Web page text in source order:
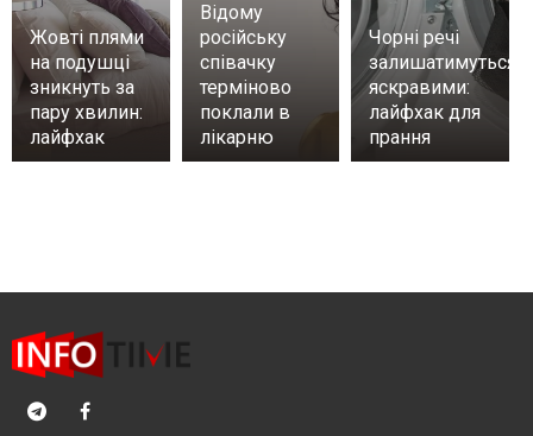
Жовті плями
на подушці
зникнуть за
пару хвилин:
лайфхак
Відому
російську
співачку
терміново
поклали в
лікарню
Чорні речі
залишатимуться
яскравими:
лайфхак для
прання